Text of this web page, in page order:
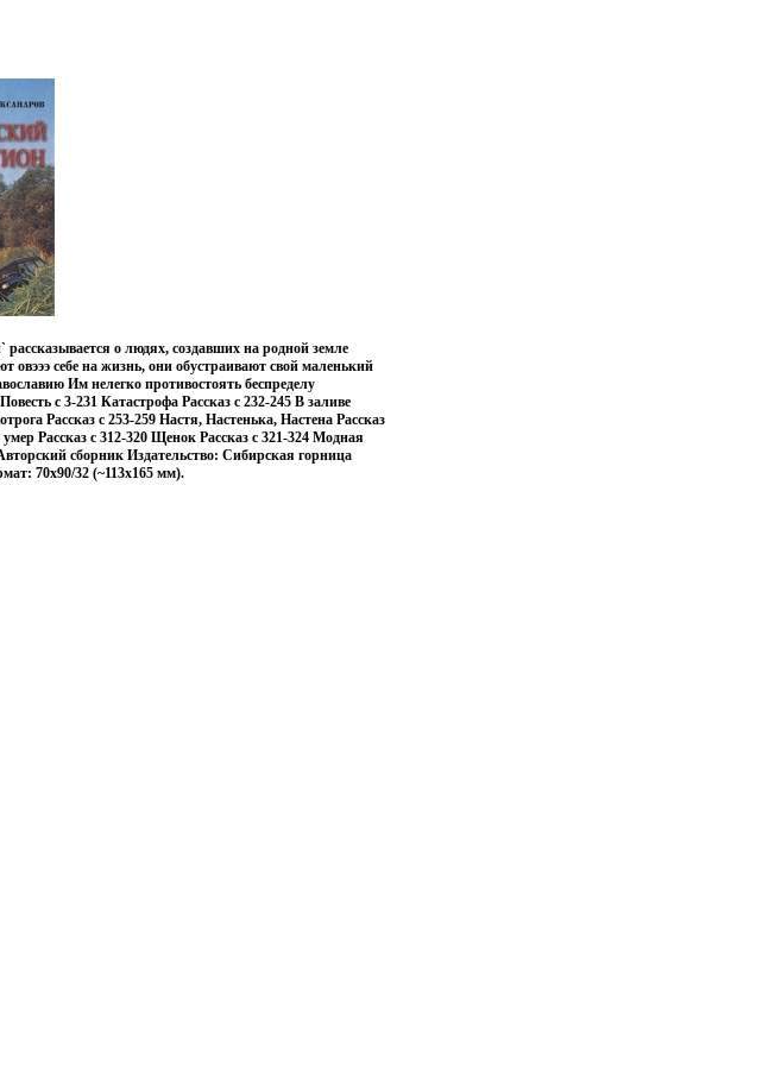
о людях, создавших на родной земле
овэээ себе на жизнь, они обустраивают свой маленький
Им нелегко противостоять беспределу
c 3-231 Катастрофа Рассказ c 232-245 В заливе
Рассказ c 253-259 Настя, Настенька, Настена Рассказ
Рассказ c 312-320 Щенок Рассказ c 321-324 Модная
сборник Издательство: Сибирская горница
70x90/32 (~113х165 мм).